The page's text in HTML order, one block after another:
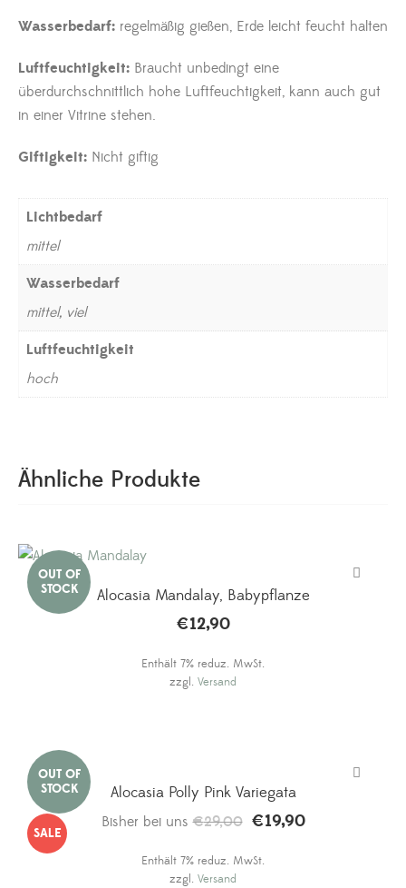
Wasserbedarf: regelmäßig gießen, Erde leicht feucht halten
Luftfeuchtigkeit: Braucht unbedingt eine
überdurchschnittlich hohe Luftfeuchtigkeit, kann auch gut
in einer Vitrine stehen.
Giftigkeit: Nicht giftig
Lichtbedarf
mittel
Wasserbedarf
mittel, viel
Luftfeuchtigkeit
hoch
Ähnliche Produkte
Alocasia Mandalay, Babypflanze
€12,90
Enthält 7% reduz. MwSt.
zzgl. Versand
SALE
Alocasia Polly Pink Variegata
Bisher bei uns €29,00 Ursprünglicher
war:
€19,90Aktueller
Enthält 7% reduz. MwSt.
zzgl. Versand